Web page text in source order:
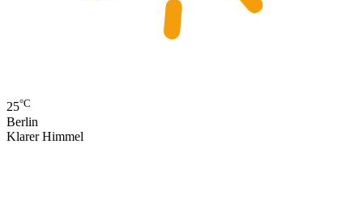
25°C
Berlin
Klarer Himmel